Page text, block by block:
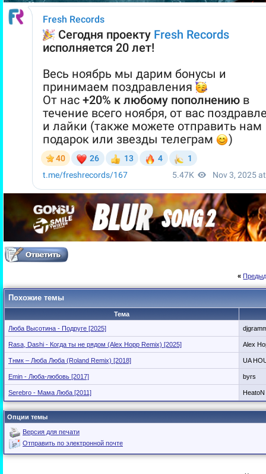
«
Похожие темы
Тема
Люба Высотина - Подруге [2025]
Rasa, Dashi - Когда ты не рядом (Alex Hopp Remix) [2025] Alex
Тнмк – Люба Люба (Roland Remix) [2018] UA
Emin - Люба-любовь [2017] byrs
Serebro - Мама Люба [2011] HeatoN
Опции темы
Версия для печати
Отправить по электронной почте